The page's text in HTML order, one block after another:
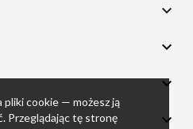
pliki cookie — możesz ją
Przeglądając tę stronę



